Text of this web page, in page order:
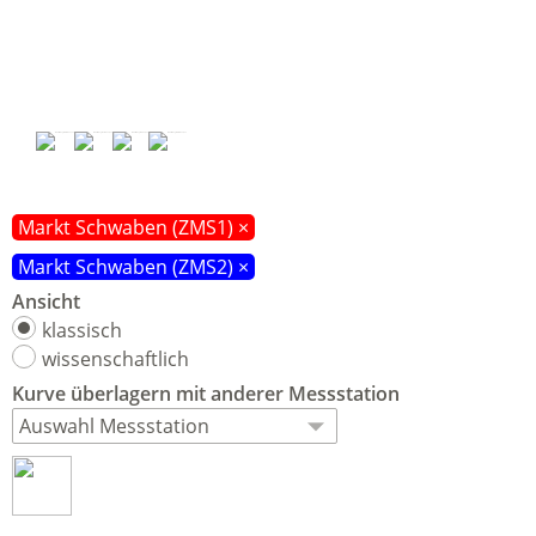
Markt Schwaben (ZMS1) ×
Markt Schwaben (ZMS2) ×
Ansicht
klassisch
wissenschaftlich
Kurve überlagern mit anderer Messstation